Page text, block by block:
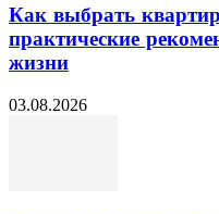
Как выбрать
практические
жизни
03.08.2026